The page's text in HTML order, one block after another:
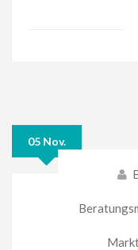
05 Nov.